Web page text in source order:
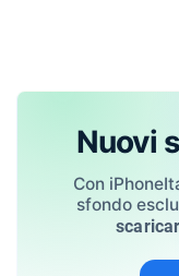
Nuovi
Con
sfondo